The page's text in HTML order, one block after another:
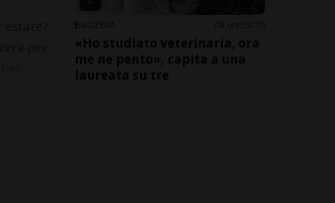
SVIZZERA 8 ore 3 15
«Ho studiato veterinaria, ora
me ne pento», capita a una
laureata su tre